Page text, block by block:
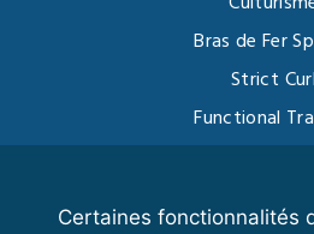
Certaines fonctionnalités
Bras de Fer
Strict Curl
Functional